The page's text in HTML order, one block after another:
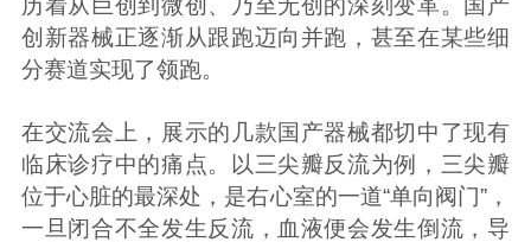
历着从巨创到微创、乃至无创的深刻变革。国产
创新器械正逐渐从跟跑迈向并跑，甚至在某些细
分赛道实现了领跑。
在交流会上，展示的几款国产器械都切中了现有
临床诊疗中的痛点。以三尖瓣反流为例，三尖瓣
位于心脏的最深处，是右心室的一道“单向阀门”，
一旦闭合不全发生反流，血液便会发生倒流，导